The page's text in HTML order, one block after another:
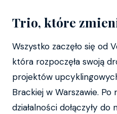
Trio, które
Wszystko zaczęło się od
która rozpoczęła swoją
projektów
Brackiej w Warszawie. Po
działalności dołączyły